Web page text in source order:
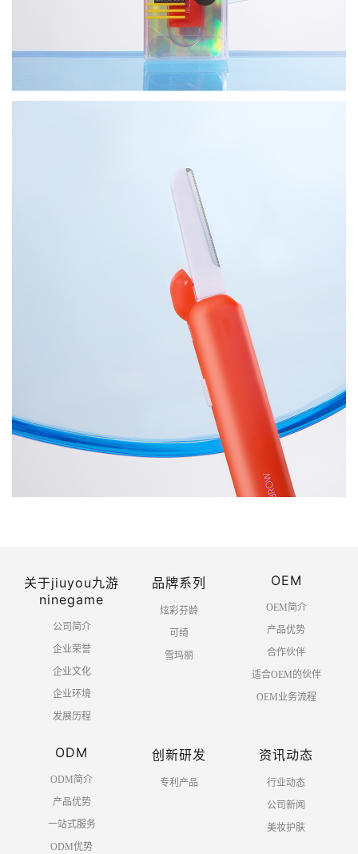
关于jiuyou九游
ninegame
公司简介
企业荣誉
企业文化
企业环境
发展历程
品牌系列
炫彩芬龄
可绮
雪玛丽
OEM
OEM简介
产品优势
合作伙伴
适合OEM的伙伴
OEM业务流程
ODM
ODM简介
产品优势
一站式服务
ODM优势
创新研发
专利产品
资讯动态
行业动态
公司新闻
美妆护肤